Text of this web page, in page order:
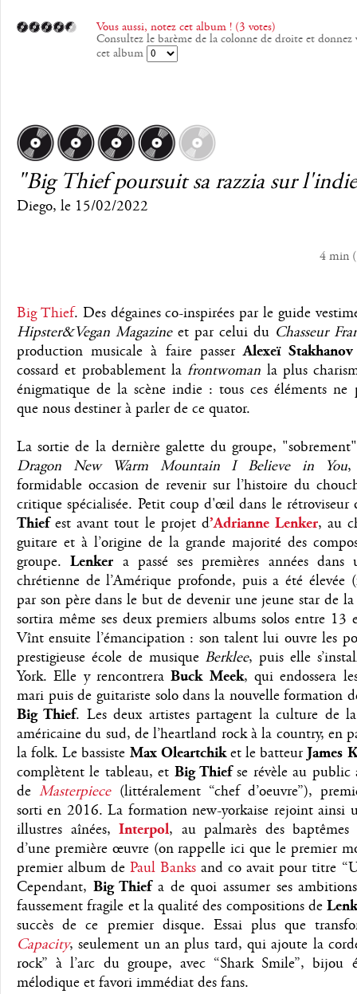
Vous aussi, notez cet album ! (3 votes)
Consultez le barème de la colonne de droite et donnez
cet album
"Big Thief poursuit sa razzia sur
Diego, le 15/02/2022
4 min(
Big Thief. Des dégaines co-inspirées par le guide
Hipster&Vegan Magazineet par celui du Chasseur
production musicale à faire passerAlexeï Stakhanov
cossard et probablement lafrontwoman la plus
énigmatique de la scène indie : tous ces éléments ne
que nous destiner à parler de ce quator.
La sortie de la dernière galette du groupe,
Dragon New Warm Mountain I Believe in You,
formidable occasion de revenir sur l’histoire du
critique spécialisée. Petit coup d'œil dans le
Thiefest avant tout le projet d’Adrianne Lenker, au
guitare et à l’origine de la grande majorité des
groupe.Lenker a passé ses premières années dans
chrétienne de l’Amérique profonde, puis a été élevée
par son père dans le but de devenir une jeune star de
sortira même ses deux premiers albums solos entre 13
Vînt ensuite l’émancipation : son talent lui ouvre les
prestigieuse école de musique Berklee, puis elle
York. Elle y rencontreraBuck Meek, qui endossera
mari puis de guitariste solo dans la nouvelle formation
Big Thief. Les deux artistes partagent la culture de
américaine du sud, de l’heartland rock à la country, en
la folk. Le bassiste Max Oleartchiket le batteurJames
complètent le tableau, et Big Thiefse révèle au public
deMasterpiece (littéralement “chef d’oeuvre”),
sorti en 2016. La formation new-yorkaise rejoint ainsi
illustres aînées,Interpol, au palmarès des baptêmes
d’une première œuvre (on rappelle ici que le premier
premier album dePaul Banks and co avait pour titre
Cependant, Big Thiefa de quoi assumer ses
faussement fragile et la qualité des compositions de
succès de ce premier disque. Essai plus que
Capacity, seulement un an plus tard, qui ajoute la
rock” à l’arc du groupe, avec “Shark Smile”, bijou
mélodique et favori immédiat des fans.